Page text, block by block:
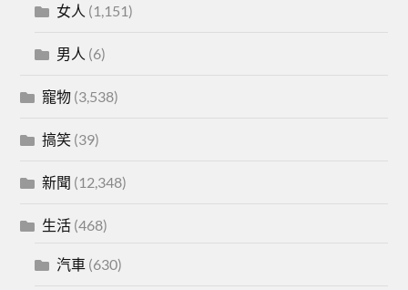
女人 (1,151)
男人 (6)
寵物 (3,538)
搞笑 (39)
新聞 (12,348)
生活 (468)
汽車 (630)